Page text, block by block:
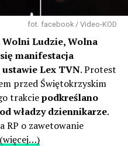
fot. facebook / Video-KOD
Wolni Ludzie, Wolna
manifestacja
Lex TVN. Protest
przed Świętokrzyskim
trakciepodkreślano
władzy dziennikarze.
RP o zawetowanie
(więcej…)